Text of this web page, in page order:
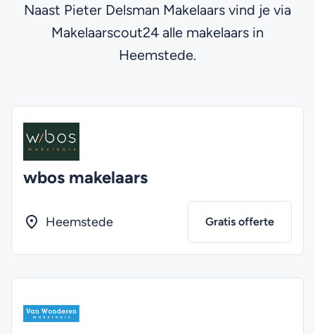
Naast Pieter Delsman Makelaars vind je via
Makelaarscout24 alle makelaars in
Heemstede.
wbos makelaars
Heemstede Gratis offerte